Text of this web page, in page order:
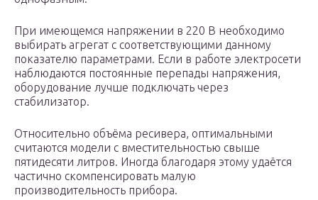
При имеющемся напряжении в 220 В необходимо
выбирать агрегат с соответствующими данному
показателю параметрами. Если в работе электросети
наблюдаются постоянные перепады напряжения,
оборудование лучше подключать через
стабилизатор.
Относительно объёма ресивера, оптимальными
считаются модели с вместительностью свыше
пятидесяти литров. Иногда благодаря этому удаётся
частично скомпенсировать малую
производительность прибора.